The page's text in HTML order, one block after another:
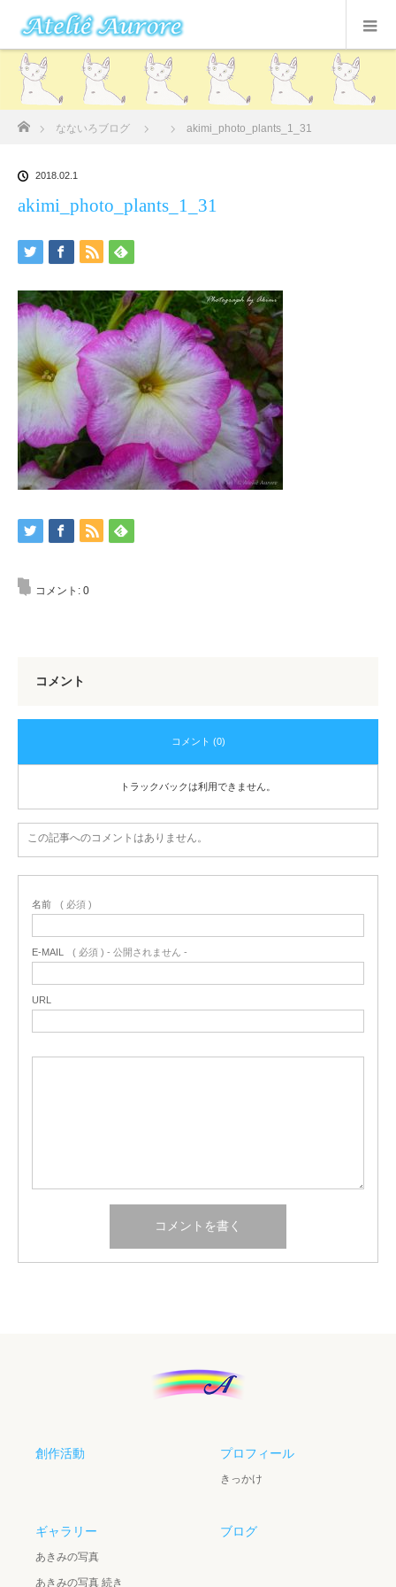
ホーム
なないろブログ akimi_photo_plants_1_31
2018.02.1
akimi_photo_plants_1_31
コメント: 0
コメント
コメント (0)
トラックバックは利用できません。
この記事へのコメントはありません。
名前 ( 必須 )
E-MAIL ( 必須 ) - 公開されません -
URL
創作活動 プロフィール
きっかけ
ギャラリー
あきみの写真
あきみの写真 続き
ブログ